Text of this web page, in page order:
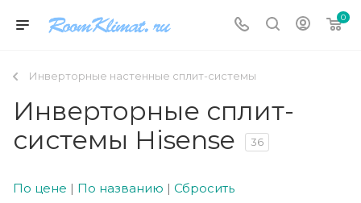
0
Инверторные настенные сплит-системы
Инверторные сплит-
системы Hisense
36
По цене | По названию | Сбросить